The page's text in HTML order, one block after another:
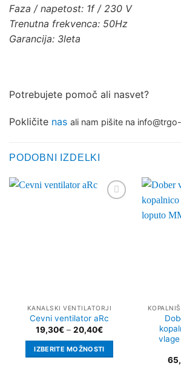
Faza / napetost: 1f / 230 V
Trenutna frekvenca: 50Hz
Garancija: 3leta
Potrebujete pomoč ali nasvet?
Pokličite nas ali nam pišite na
PODOBNI IZDELKI
KANALSKI VENTILATORJI
Cevni ventilator aRc
19,30€ – 20,40€Cenovni
od
19,30€
do
IZBERITE MOŽNOSTI